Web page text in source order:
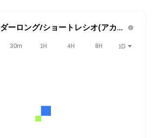
ーロング/ショートレシオ(アカウ
30m 1H 4H 8H 1D